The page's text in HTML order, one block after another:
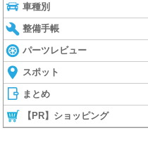
車種別
整備手帳
パーツレビュー
スポット
まとめ
【PR】ショッピング